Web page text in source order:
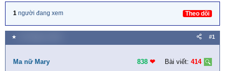
1 người đang xem Theo dõi
★ #1
Ma nữ Mary 838 ❤︎ Bài viết: 414